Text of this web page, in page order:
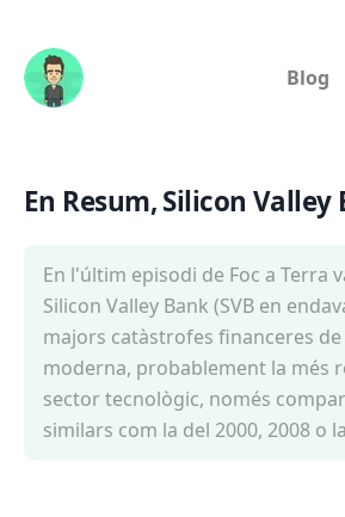
Blog
En Resum, Silicon Valley
En l'últim episodi de Foc a Terra
Silicon Valley Bank (SVB en
majors catàstrofes financeres de
moderna, probablement la més
sector tecnològic, només
similars com la del 2000, 2008 o